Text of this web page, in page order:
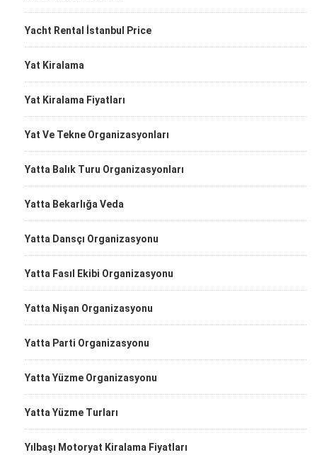
Yacht Rental İstanbul Price
Yat Kiralama
Yat Kiralama Fiyatları
Yat Ve Tekne Organizasyonları
Yatta Balık Turu Organizasyonları
Yatta Bekarlığa Veda
Yatta Dansçı Organizasyonu
Yatta Fasıl Ekibi Organizasyonu
Yatta Nişan Organizasyonu
Yatta Parti Organizasyonu
Yatta Yüzme Organizasyonu
Yatta Yüzme Turları
Yılbaşı Motoryat Kiralama Fiyatları